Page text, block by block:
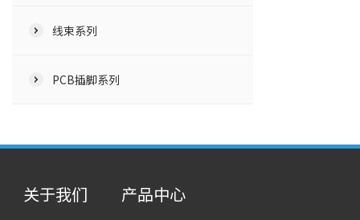
线束系列
PCB插脚系列
关于我们 产品中心